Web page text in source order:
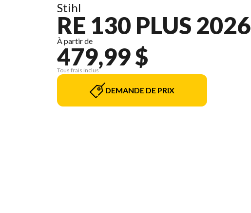
Stihl
RE 130 PLUS 2026
À partir de
479,99 $
Tous frais inclus
DEMANDE DE PRIX